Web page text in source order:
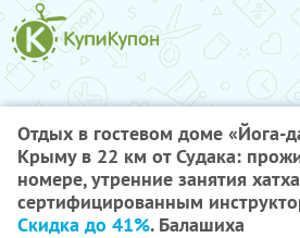
Отдых в гостевом доме «Йога-
Крыму в 22 км от Судака:
номере, утренние занятия
сертифицированным
Скидка до 41%. Балашиха